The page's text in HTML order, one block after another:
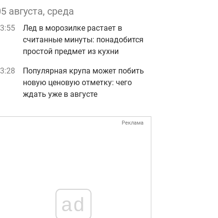
августа, среда
Лед в морозилке растает в
считанные минуты: понадобится
простой предмет из кухни
Популярная крупа может побить
новую ценовую отметку: чего
ждать уже в августе
Реклама
ad